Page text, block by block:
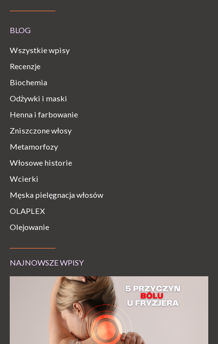
BLOG
Wszystkie wpisy
Recenzje
Biochemia
Odżywki i maski
Henna i farbowanie
Zniszczone włosy
Metamorfozy
Włosowe historie
Wcierki
Męska pielęgnacja włosów
OLAPLEX
Olejowanie
NAJNOWSZE WPISY